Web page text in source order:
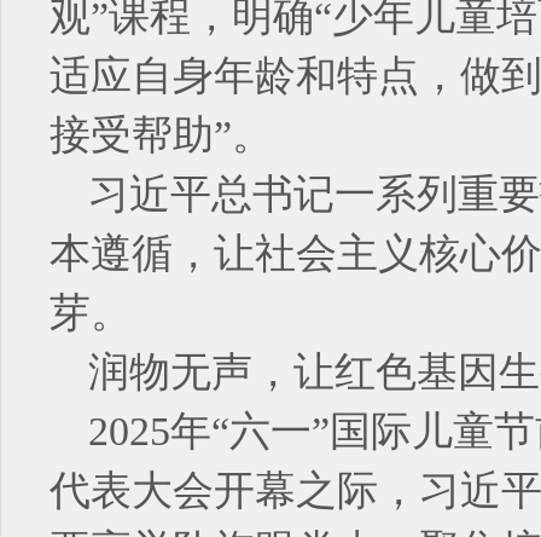
观”课程，明确“少年儿童
适应自身年龄和特点，做
接受帮助”。
习近平总书记一系列重
本遵循，让社会主义核心
芽。
润物无声，让红色基因
2025年“六一”国际儿童
代表大会开幕之际，习近